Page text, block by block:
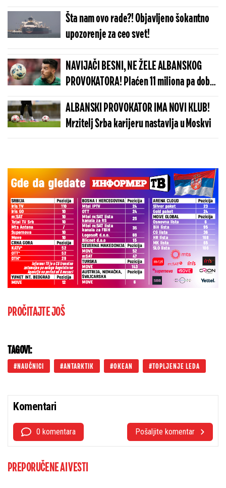
se oglasila Moskva
Šta nam ovo rade?! Objavljeno šokantno
upozorenje za ceo svet!
NAVIJAČI BESNI, NE ŽELE ALBANSKOG
PROVOKATORA! Plaćen 11 miliona pa dobio
brutalnu poruku
ALBANSKI PROVOKATOR IMA NOVI KLUB!
Mrzitelj Srba karijeru nastavlja u Moskvi
PROČITAJTE JOŠ
TAGOVI:
NAUČNICI ANTARKTIK OKEAN TOPLJENJE LEDA
Komentari
0 komentara Pošaljite komentar
PREPORUČENE AI VESTI